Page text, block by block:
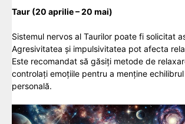
Taur (20 aprilie – 20 mai)
Sistemul nervos al Taurilor poate fi solicitat
Agresivitatea și impulsivitatea pot afecta
Este recomandat să găsiți metode de
controlați emoțiile pentru a menține
personală.